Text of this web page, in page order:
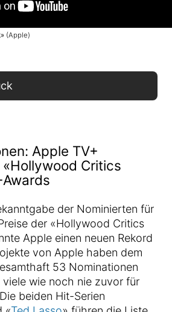
(Apple)
Apple TV+
Critics
der Nominierten für
der «Hollywood Critics
Apple einen neuen Rekord
von Apple haben dem
53 Nominationen
viele wie noch nie zuvor für
beiden Hit-Serien